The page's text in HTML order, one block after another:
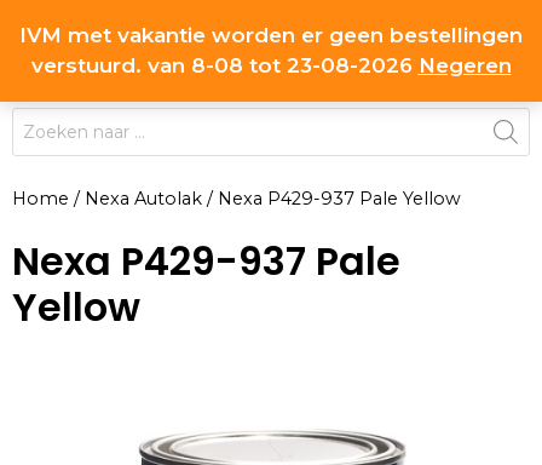
IVM met vakantie worden er geen bestellingen
verstuurd. van 8-08 tot 23-08-2026 Negeren
naar
inhoud
0 MENU
Producten
zoeken
Home / Nexa Autolak / Nexa P429-937 Pale Yellow
Nexa P429-937 Pale
Yellow